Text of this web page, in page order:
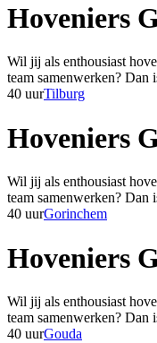
Hoveniers
Wil jij als enthousiast
team samenwerken? Dan
40 uurTilburg
Hoveniers
Wil jij als enthousiast
team samenwerken? Dan
40 uurGorinchem
Hoveniers
Wil jij als enthousiast
team samenwerken? Dan
40 uurGouda